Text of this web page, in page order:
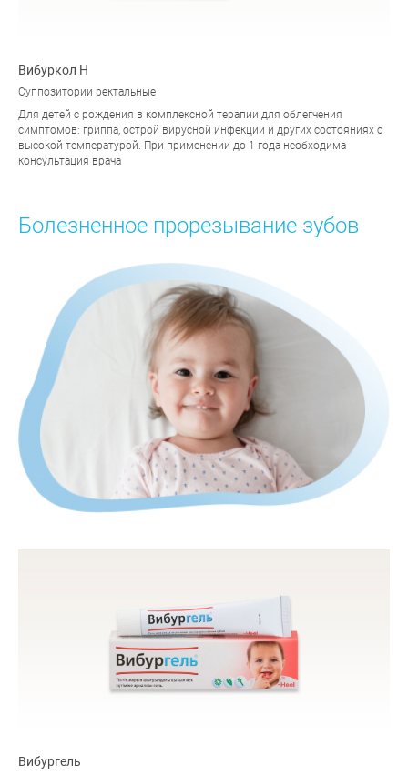
Вибуркол Н
Суппозитории ректальные
Для детей с рождения в комплексной терапии для облегчения
симптомов: гриппа, острой вирусной инфекции и других состояниях с
высокой температурой. При применении до 1 года необходима
консультация врача
Болезненное прорезывание зубов
Вибургель